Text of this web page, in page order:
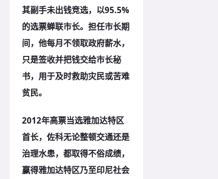
其副手未出钱竞选，以95.5%
的选票蝉联市长。担任市长期
间，他每月不领取政府薪水，
只是签收并把钱交给市长秘
书，用于及时救助灾民或苦难
贫民。
2012年高票当选雅加达特区
首长，佐科无论整顿交通还是
治理水患，都取得不俗成绩，
赢得雅加达特区乃至印尼社会